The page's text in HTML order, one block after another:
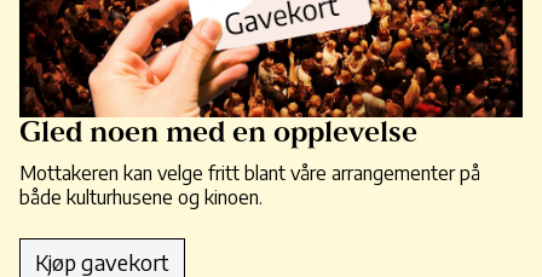
Gled noen med en opplevelse
Mottakeren kan velge fritt blant våre arrangementer på
både kulturhusene og kinoen.
Kjøp gavekort